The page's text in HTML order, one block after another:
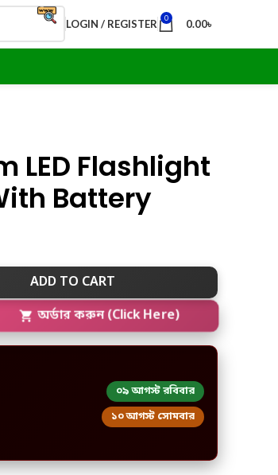
LOGIN / REGISTER 0 0.00৳
LED Flashlight
Battery
ADD TO CART
অর্ডার করুন (Click Here)
০৯ আগস্ট রবিবার
১০ আগস্ট সোমবার